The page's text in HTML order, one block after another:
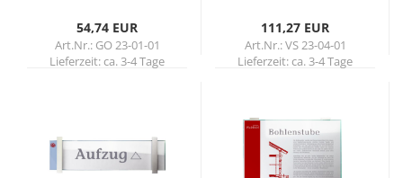
54,74 EUR
Art.Nr.: GO 23-01-01
Lieferzeit:ca. 3-4 Tage
111,27 EUR
Art.Nr.: VS 23-04-01
Lieferzeit:ca. 3-4 Tage